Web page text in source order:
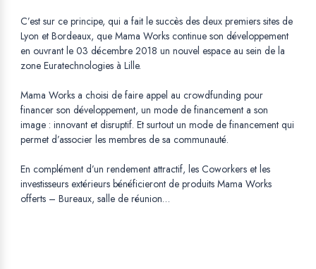
C’est sur ce principe, qui a fait le succès des deux premiers sites de
Lyon et Bordeaux, que Mama Works continue son développement
en ouvrant le 03 décembre 2018 un nouvel espace au sein de la
zone Euratechnologies à Lille.
Mama Works a choisi de faire appel au crowdfunding pour
financer son développement, un mode de financement a son
image : innovant et disruptif. Et surtout un mode de financement qui
permet d’associer les membres de sa communauté.
En complément d’un rendement attractif, les Coworkers et les
investisseurs extérieurs bénéficieront de produits Mama Works
offerts – Bureaux, salle de réunion…